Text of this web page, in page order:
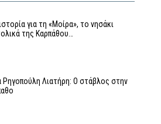
για τη «Μοίρα», το νησάκι
της Καρπάθου…
Ρηγοπούλη Λιατήρη: Ο στάβλος στην